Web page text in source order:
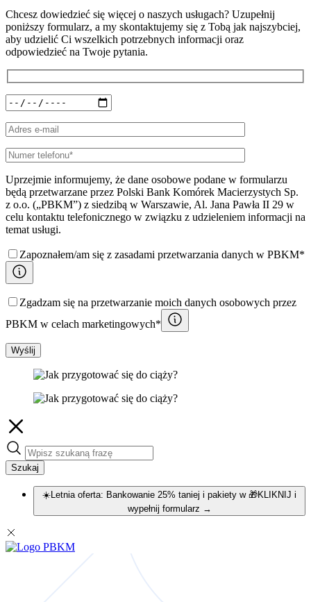
Chcesz dowiedzieć się więcej o naszych usługach? Uzupełnij
poniższy formularz, a my skontaktujemy się z Tobą jak najszybciej,
aby udzielić Ci wszelkich potrzebnych informacji oraz
odpowiedzieć na Twoje pytania.
Uprzejmie informujemy, że dane osobowe podane w formularzu
będą przetwarzane przez Polski Bank Komórek Macierzystych Sp.
z o.o. („PBKM”) z siedzibą w Warszawie, Al. Jana Pawła II 29 w
celu kontaktu telefonicznego w związku z udzieleniem informacji na
temat usługi.
Zapoznałem/am się z zasadami przetwarzania danych w PBKM*
Zgadzam się na przetwarzanie moich danych osobowych przez
PBKM w celach marketingowych*
Wyślij
Szukaj
☀️Letnia oferta: Bankowanie 25% taniej i pakiety w 🎁KLIKNIJ i
wypełnij formularz →